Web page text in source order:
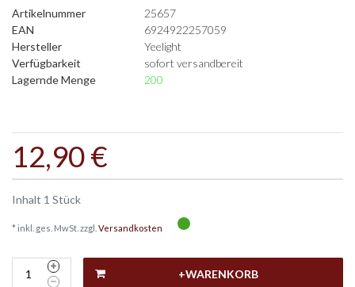
Artikelnummer
25657
EAN
6924922257059
Hersteller
Yeelight
Verfügbarkeit
sofort versandbereit
Lagernde Menge
200
12,90 €
Inhalt 1 Stück
* inkl. ges. MwSt. zzgl. Versandkosten
+WARENKORB